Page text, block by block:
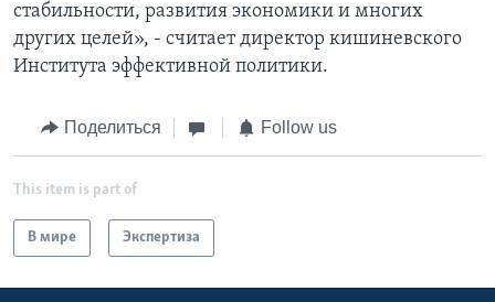
стабильности, развития экономики и многих
других целей», - считает директор кишиневского
Института эффективной политики.
Поделиться Follow us
This item is part of
В мире Экспертиза